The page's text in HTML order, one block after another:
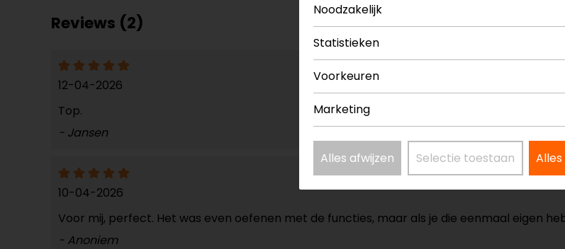
Reviews (2)
12-04-2026
Top.
- Jansen
10-04-2026
Voor mij, perfect. Het was even oefenen met de functies, maar als je die eenmaal eigen
- Anoniem
Noodzakelijk
Statistieken
Voorkeuren
Marketing
Alles afwijzen Selectie toestaan